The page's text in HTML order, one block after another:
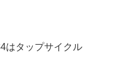
はタップサイクル